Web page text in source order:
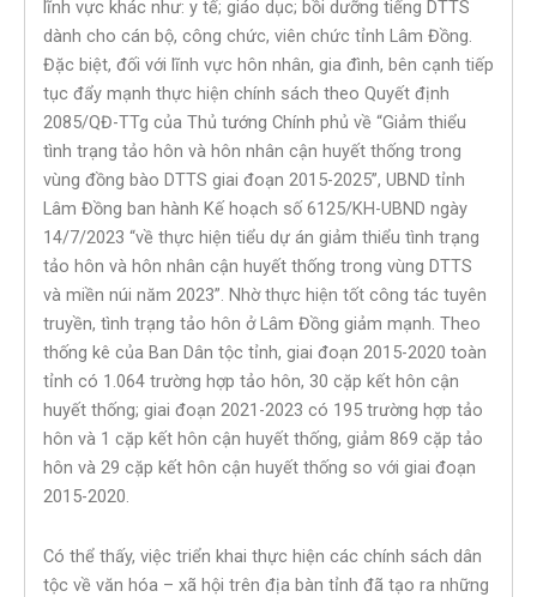
lĩnh vực khác như: y tế; giáo dục; bồi dưỡng tiếng DTTS
dành cho cán bộ, công chức, viên chức tỉnh Lâm Đồng.
Đặc biệt, đối với lĩnh vực hôn nhân, gia đình, bên cạnh tiếp
tục đẩy mạnh thực hiện chính sách theo Quyết định
2085/QĐ-TTg của Thủ tướng Chính phủ về “Giảm thiểu
tình trạng tảo hôn và hôn nhân cận huyết thống trong
vùng đồng bào DTTS giai đoạn 2015-2025”, UBND tỉnh
Lâm Đồng ban hành Kế hoạch số 6125/KH-UBND ngày
14/7/2023 “về thực hiện tiểu dự án giảm thiểu tình trạng
tảo hôn và hôn nhân cận huyết thống trong vùng DTTS
và miền núi năm 2023”. Nhờ thực hiện tốt công tác tuyên
truyền, tình trạng tảo hôn ở Lâm Đồng giảm mạnh. Theo
thống kê của Ban Dân tộc tỉnh, giai đoạn 2015-2020 toàn
tỉnh có 1.064 trường hợp tảo hôn, 30 cặp kết hôn cận
huyết thống; giai đoạn 2021-2023 có 195 trường hợp tảo
hôn và 1 cặp kết hôn cận huyết thống, giảm 869 cặp tảo
hôn và 29 cặp kết hôn cận huyết thống so với giai đoạn
2015-2020.
Có thể thấy, việc triển khai thực hiện các chính sách dân
tộc về văn hóa – xã hội trên địa bàn tỉnh đã tạo ra những